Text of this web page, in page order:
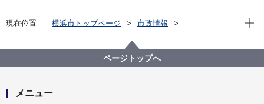
現在位置 横浜市トップページ
市政情報
消防局職員の新型コロナウイルス感染について
現在
ページトップへ
メニュー